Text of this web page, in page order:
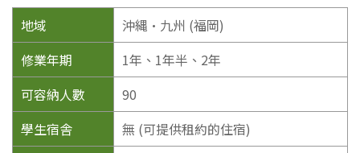
地域
沖縄·九州 (福岡)
修業年期
1年、1年半、2年
可容納人數
90
學生宿舎
無 (可提供租約的住宿)